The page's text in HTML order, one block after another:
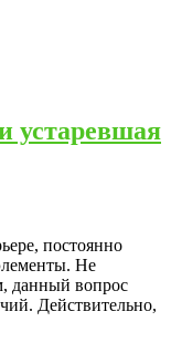
устаревшая
постоянно
Не
данный вопрос
Действительно,